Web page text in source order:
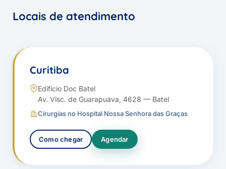
Locais de atendimento
Curitiba
Edifício Doc Batel
Av. Visc. de Guarapuava, 4628 — Batel
Cirurgias no Hospital Nossa Senhora das Graças
Como chegar Agendar